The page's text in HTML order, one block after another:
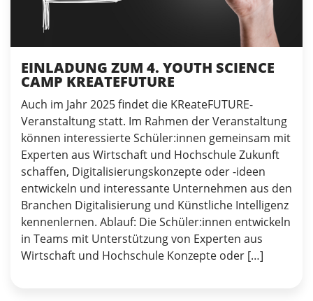
EINLADUNG ZUM 4. YOUTH SCIENCE
CAMP KREATEFUTURE
Auch im Jahr 2025 findet die KReateFUTURE-
Veranstaltung statt. Im Rahmen der Veranstaltung
können interessierte Schüler:innen gemeinsam mit
Experten aus Wirtschaft und Hochschule Zukunft
schaffen, Digitalisierungskonzepte oder -ideen
entwickeln und interessante Unternehmen aus den
Branchen Digitalisierung und Künstliche Intelligenz
kennenlernen. Ablauf: Die Schüler:innen entwickeln
in Teams mit Unterstützung von Experten aus
Wirtschaft und Hochschule Konzepte oder […]